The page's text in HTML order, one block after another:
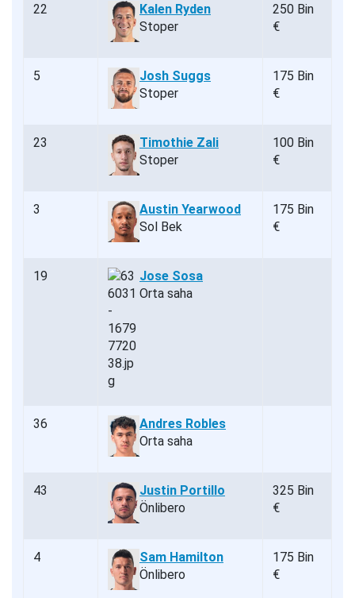
22
Kalen Ryden
Stoper
250 Bin
€
5
Josh Suggs
Stoper
175 Bin
€
23
Timothie Zali
Stoper
100 Bin
€
3
Austin Yearwood
Sol Bek
175 Bin
€
19
Jose Sosa
Orta saha
36
Andres Robles
Orta saha
43
Justin Portillo
Önlibero
325 Bin
€
4
Sam Hamilton
Önlibero
175 Bin
€